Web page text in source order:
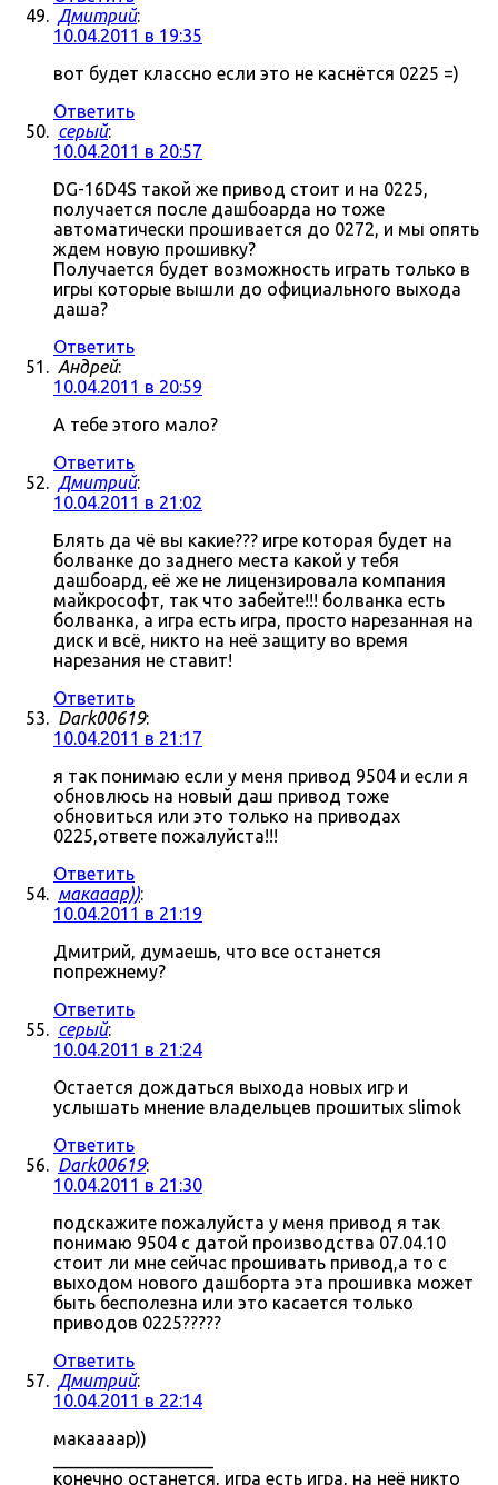
Дмитрий:
10.04.2011 в 19:35
вот будет классно если это не каснётся 0225 =)
Ответить
серый:
10.04.2011 в 20:57
DG-16D4S такой же привод стоит и на 0225,
получается после дашбоарда но тоже
автоматически прошивается до 0272, и мы опять
ждем новую прошивку?
Получается будет возможность играть только в
игры которые вышли до официального выхода
даша?
Ответить
Андрей:
10.04.2011 в 20:59
А тебе этого мало?
Ответить
Дмитрий:
10.04.2011 в 21:02
Блять да чё вы какие??? игре которая будет на
болванке до заднего места какой у тебя
дашбоард, её же не лицензировала компания
майкрософт, так что забейте!!! болванка есть
болванка, а игра есть игра, просто нарезанная на
диск и всё, никто на неё защиту во время
нарезания не ставит!
Ответить
Dark00619:
10.04.2011 в 21:17
я так понимаю если у меня привод 9504 и если я
обновлюсь на новый даш привод тоже
обновиться или это только на приводах
0225,ответе пожалуйста!!!
Ответить
макааар)):
10.04.2011 в 21:19
Дмитрий, думаешь, что все останется
попрежнему?
Ответить
серый:
10.04.2011 в 21:24
Остается дождаться выхода новых игр и
услышать мнение владельцев прошитых slimok
Ответить
Dark00619:
10.04.2011 в 21:30
подскажите пожалуйста у меня привод я так
понимаю 9504 с датой производства 07.04.10
стоит ли мне сейчас прошивать привод,а то с
выходом нового дашборта эта прошивка может
быть бесполезна или это касается только
приводов 0225?????
Ответить
Дмитрий:
10.04.2011 в 22:14
макаааар))
конечно останется, игра есть игра, на неё никто